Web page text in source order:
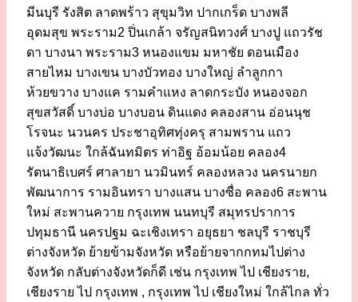
มีนบุรี รังสิต ลาดพร้าว สุขุมวิท ปากเกร็ด บางพลี
อุดมสุข พระราม2 ปิ่นเกล้า จรัญสนิทวงศ์ บางปู แถวรัช
ดา บางนา พระราม3 หนองแขม มหาชัย ดอนเมือง
สายไหม บางเขน บางบัวทอง บางใหญ่ ลำลูกกา
ห้วยขวาง บางแค รามคำแหง ลาดกระบัง หนองจอก
สุขสวัสดิ์ บางบ่อ บางบอน ดินแดง คลองสาน อ่อนนุช
โรจนะ นวนคร ประชาอุทิศทุ่งครุ สามพราน แถว
แจ้งวัฒนะ ใกล้ฉันทมิตร ท่าอิฐ อ้อมน้อย คลอง4
รัตนาธิเบศร์ ศาลายา นวมินทร์ คลองหลวง นครนายก
พัฒนาการ รามอินทรา บางแสน บางซื่อ คลอง6 สะพาน
ใหม่ สะพานควาย กรุงเทพ นนทบุรี สมุทรปราการ
ปทุมธานี นครปฐม ฉะเชิงเทรา อยุธยา ชลบุรี ราชบุรี
ต่างจังหวัด ย้ายข้ามจังหวัด หรือย้ายจากกทมไปต่าง
จังหวัด กลับต่างจังหวัดก็ดี เช่น กรุงเทพ ไป เชียงราย,
เชียงราย ไป กรุงเทพ , กรุงเทพ ไป เชียงใหม่ ใกล้ไกล ทั่ว